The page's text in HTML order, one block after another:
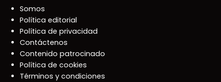
Somos
Política editorial
Política de privacidad
Contáctenos
Contenido patrocinado
Política de cookies
Términos y condiciones